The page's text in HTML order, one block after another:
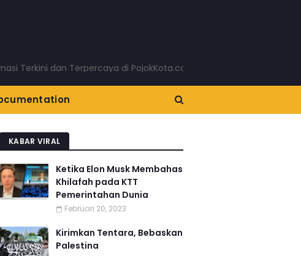
dan Terpercaya di PojokKota.com: Menyajikan Berita Terkini
KABAR VIRAL
Ketika Elon Musk Membahas
Khilafah pada KTT
Pemerintahan Dunia
Februari 20, 2023
Kirimkan Tentara, Bebaskan
Palestina